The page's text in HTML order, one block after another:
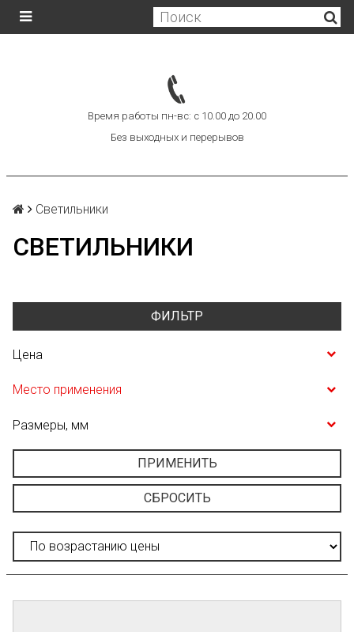
Время работы пн-вс: с 10.00 до 20.00
Без выходных и перерывов
Светильники
СВЕТИЛЬНИКИ
ФИЛЬТР
Цена
Место применения
Размеры, мм
ПРИМЕНИТЬ
СБРОСИТЬ